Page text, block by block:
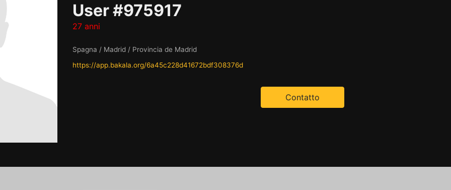
User #975917
27 anni
Spagna / Madrid / Provincia de Madrid
https://app.bakala.org/6a45c228d41672bdf308376d
Contatto